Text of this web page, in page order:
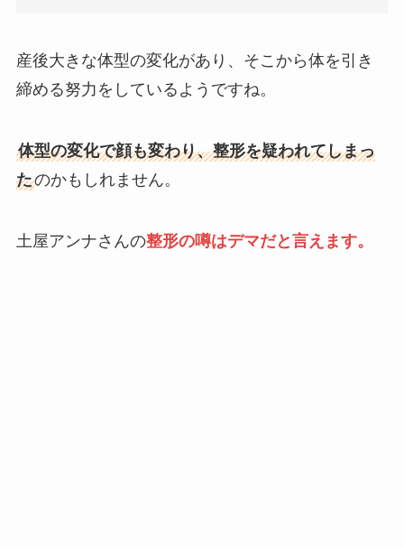
産後大きな体型の変化があり、そこから体を引き
締める努力をしているようですね。
体型の変化で顔も変わり、整形を疑われてしまっ
たのかもしれません。
土屋アンナさんの整形の噂はデマだと言えます。